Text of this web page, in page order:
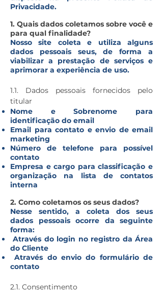
Privacidade.
1. Quais dados coletamos sobre você e
para qual finalidade?
Nosso site coleta e utiliza alguns
dados pessoais seus, de forma a
viabilizar a prestação de serviços e
aprimorar a experiência de uso.
1.1. Dados pessoais fornecidos pelo
titular
Nome e Sobrenome para
identificação do email
Email para contato e envio de email
marketing
Número de telefone para possível
contato
Empresa e cargo para classificação e
organização na lista de contatos
interna
2. Como coletamos os seus dados?
Nesse sentido, a coleta dos seus
dados pessoais ocorre da seguinte
forma:
Através do login no registro da Área
do Cliente
Através do envio do formulário de
contato
2.1. Consentimento